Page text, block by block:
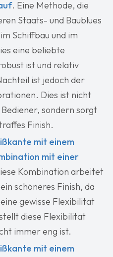
. Eine Methode, die
Staats- und Baublues
Schiffbau und im
eine beliebte
ist und relativ
ist jedoch der
Dies ist nicht
sondern sorgt
Finish.
mit einem
mit einer
Kombination arbeitet
schöneres Finish, da
gewisse Flexibilität
diese Flexibilität
immer eng ist.
mit einem